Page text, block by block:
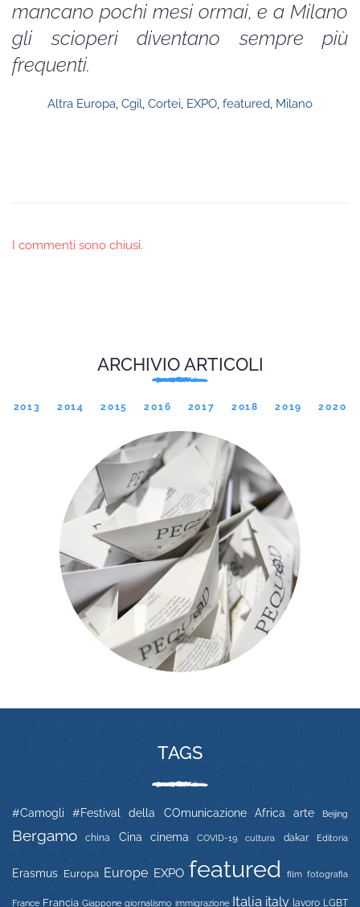
mancano pochi mesi ormai, e a Milano
gli scioperi diventano sempre più
frequenti.
Altra Europa, Cgil, Cortei, EXPO, featured, Milano
I commenti sono chiusi.
ARCHIVIO ARTICOLI
2013 2014 2015 2016 2017 2018 2019 2020
TAGS
#Camogli #Festival della COmunicazione Africa arte Beijing
Bergamo china Cina cinema COVID-19 cultura dakar Editoria
Erasmus Europa Europe EXPO featured film fotografia
France Francia Giappone giornalismo immigrazione Italia italy lavoro LGBT